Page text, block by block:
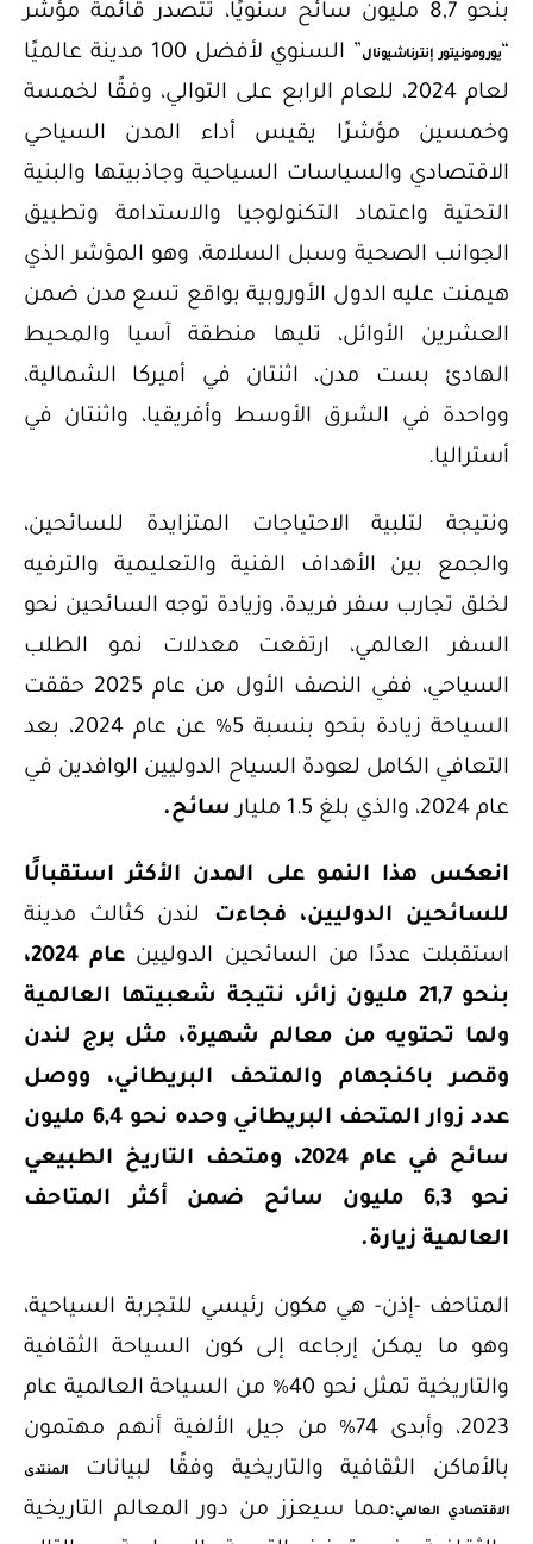
بنحو 8,7 مليون سائح سنويًا، تتصدر قائمة مؤشر
يورومونيتور إنترناشيونال
” السنوي لأفضل 100 مدينة عالميًا
لعام 2024، للعام الرابع على التوالي، وفقًا لخمسة
وخمسين مؤشرًا يقيس أداء المدن السياحي
الاقتصادي والسياسات السياحية وجاذبيتها والبنية
التحتية واعتماد التكنولوجيا والاستدامة وتطبيق
الجوانب الصحية وسبل السلامة، وهو المؤشر الذي
هيمنت عليه الدول الأوروبية بواقع تسع مدن ضمن
العشرين الأوائل، تليها منطقة آسيا والمحيط
الهادئ بست مدن، اثنتان في أميركا الشمالية،
وواحدة في الشرق الأوسط وأفريقيا، واثنتان في
أستراليا.
ونتيجة لتلبية الاحتياجات المتزايدة للسائحين،
والجمع بين الأهداف الفنية والتعليمية والترفيه
لخلق تجارب سفر فريدة، وزيادة توجه السائحين نحو
السفر العالمي، ارتفعت معدلات نمو الطلب
السياحي، ففي النصف الأول من عام 2025 حققت
السياحة زيادة بنحو بنسبة 5% عن عام 2024، بعد
التعافي الكامل لعودة السياح الدوليين الوافدين في
عام 2024، والذي بلغ 1.5 مليار
سائح.
انعكس هذا النمو على المدن الأكثر استقبالًا
للسائحين الدوليين، فجاءت
لندن كثالث مدينة
استقبلت عددًا من السائحين الدوليين
عام 2024،
بنحو 21,7 مليون زائر، نتيجة شعبيتها العالمية
ولما تحتويه من معالم شهيرة، مثل برج لندن
وقصر باكنجهام والمتحف البريطاني، ووصل
عدد زوار المتحف البريطاني وحده نحو 6,4 مليون
سائح في عام 2024، ومتحف التاريخ الطبيعي
نحو 6,3 مليون سائح ضمن أكثر المتاحف
العالمية زيارة.
المتاحف -إذن- هي مكون رئيسي للتجربة السياحية،
وهو ما يمكن إرجاعه إلى كون السياحة الثقافية
والتاريخية تمثل نحو 40% من السياحة العالمية عام
2023، وأبدى 74% من جيل الألفية أنهم مهتمون
بالأماكن الثقافية والتاريخية وفقًا لبيانات
المنتدى
الاقتصادي العالمي؛مما سيعزز من دور المعالم التاريخية